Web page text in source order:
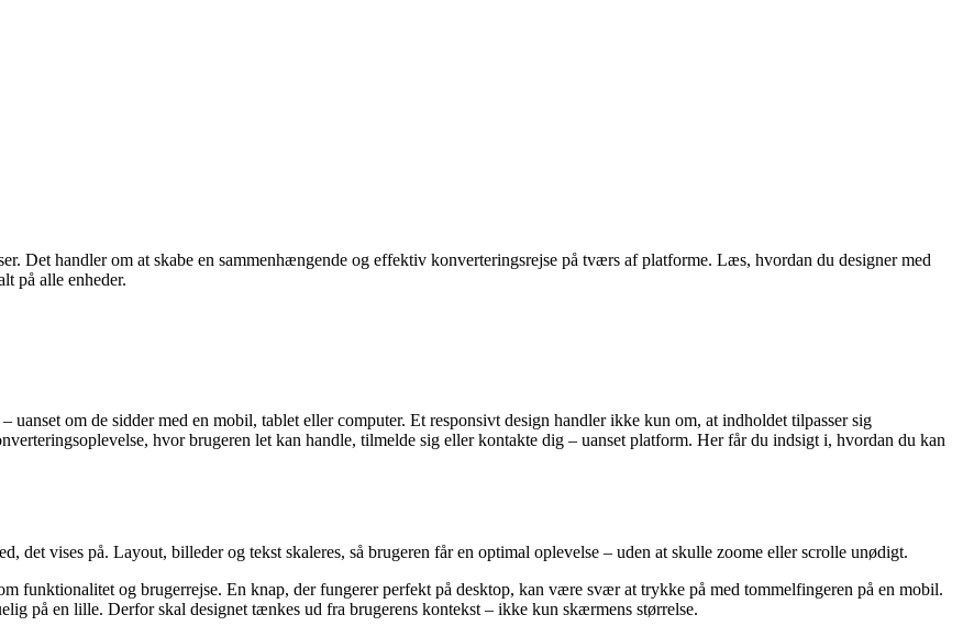
Det handler om at skabe en sammenhængende og effektiv konverteringsrejse på tværs af platforme. Læs, hvordan du designer med
på alle enheder.
om de sidder med en mobil, tablet eller computer. Et responsivt design handler ikke kun om, at indholdet tilpasser sig
hvor brugeren let kan handle, tilmelde sig eller kontakte dig – uanset platform. Her får du indsigt i, hvordan du kan
det vises på. Layout, billeder og tekst skaleres, så brugeren får en optimal oplevelse – uden at skulle zoome eller scrolle unødigt.
funktionalitet og brugerrejse. En knap, der fungerer perfekt på desktop, kan være svær at trykke på med tommelfingeren på en mobil.
på en lille. Derfor skal designet tænkes ud fra brugerens kontekst – ikke kun skærmens størrelse.